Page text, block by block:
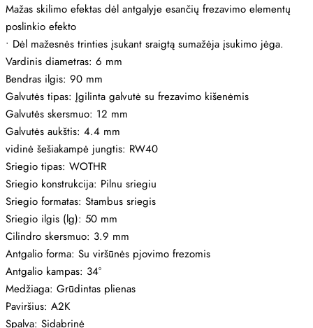
Mažas skilimo efektas dėl antgalyje esančių frezavimo elementų
poslinkio efekto
• Dėl mažesnės trinties įsukant sraigtą sumažėja įsukimo jėga.
Vardinis diametras: 6 mm
Bendras ilgis: 90 mm
Galvutės tipas: Įgilinta galvutė su frezavimo kišenėmis
Galvutės skersmuo: 12 mm
Galvutės aukštis: 4.4 mm
vidinė šešiakampė jungtis: RW40
Sriegio tipas: WOTHR
Sriegio konstrukcija: Pilnu sriegiu
Sriegio formatas: Stambus sriegis
Sriegio ilgis (lg): 50 mm
Cilindro skersmuo: 3.9 mm
Antgalio forma: Su viršūnės pjovimo frezomis
Antgalio kampas: 34°
Medžiaga: Grūdintas plienas
Paviršius: A2K
Spalva: Sidabrinė